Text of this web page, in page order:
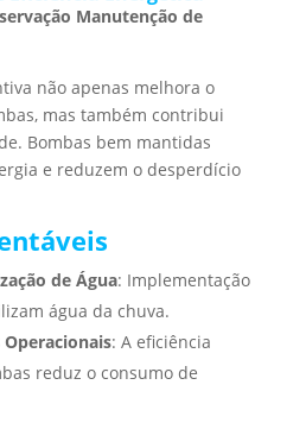
Manutenção de
não apenas melhora o
mas também contribui
Bombas bem mantidas
e reduzem o desperdício
de Água: Implementação
água da chuva.
Operacionais: A eficiência
reduz o consumo de